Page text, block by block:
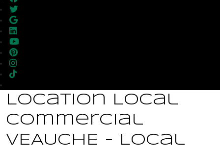
Location Local
commercial
VEAUCHE - Local